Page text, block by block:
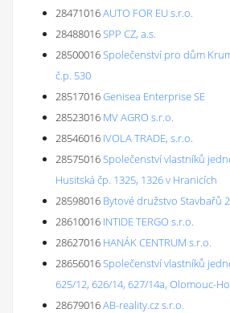
28471016AUTO FOR EU s.r.o.
28488016SPP CZ, a.s.
28500016Společenství pro dům
č.p. 530
28517016Genisea Enterprise SE
28523016 MV AGRO s.r.o.
28546016 IVOLA TRADE, s.r.o.
28575016Společenství vlastníků
Husitská čp. 1325, 1326 v Hranicích
28598016 Bytové družstvo Stavbařů
28610016 INTIDE TERGO s.r.o.
28627016 HANÁK CENTRUM s.r.o.
28656016Společenství vlastníků
625/12, 626/14, 627/14a, Olomouc-
28679016AB-reality.cz s.r.o.